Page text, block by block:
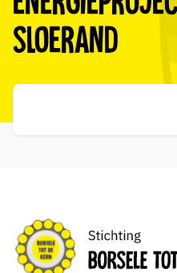
Sloerand